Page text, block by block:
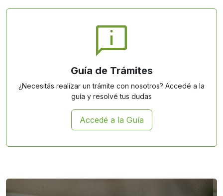
Guía de Trámites
¿Necesitás realizar un trámite con nosotros? Accedé a la
guía y resolvé tus dudas
Accedé a la Guía